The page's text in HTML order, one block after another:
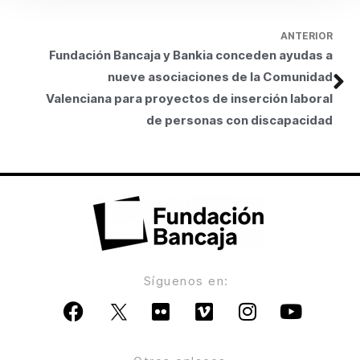
ANTERIOR
Fundación Bancaja y Bankia conceden ayudas a
nueve asociaciones de la Comunidad
Valenciana para proyectos de inserción laboral
de personas con discapacidad
Síguenos en: